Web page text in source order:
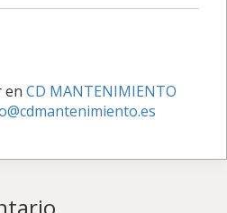
en CD MANTENIMIENTO